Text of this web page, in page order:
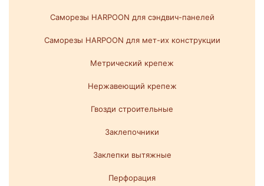
Саморезы HARPOON для сэндвич-панелей
Саморезы HARPOON для мет-их конструкции
Метрический крепеж
Нержавеющий крепеж
Гвозди строительные
Заклепочники
Заклепки вытяжные
Перфорация